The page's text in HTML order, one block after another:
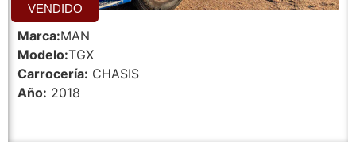
Marca:MAN
Modelo:TGX
Carrocería: CHASIS
Año: 2018
VENDIDO